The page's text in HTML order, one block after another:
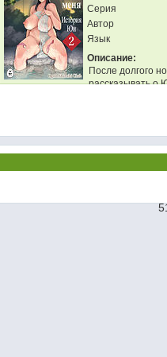
Серия
Автор
Язык
Описание:
После долгого
рассказывать о